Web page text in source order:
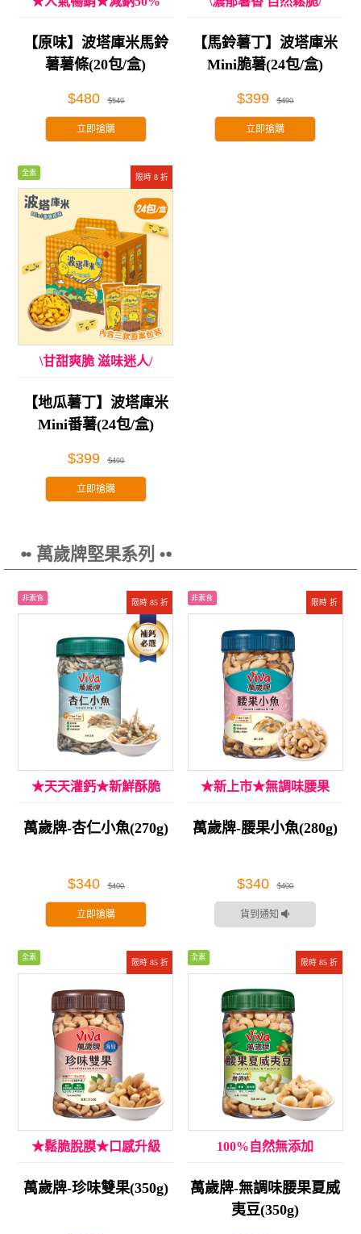
【原味】波塔庫米馬鈴
薯薯條(20包/盒)
$480 $549
立即搶購
【馬鈴薯丁】波塔庫米
Mini脆薯(24包/盒)
$399 $499
立即搶購
限時 8 折
全素
\甘甜爽脆 滋味迷人/
【地瓜薯丁】波塔庫米
Mini番薯(24包/盒)
$399 $499
立即搶購
⦁• 萬歲牌堅果系列 •⦁
限時 85 折
非素食
★天天灌鈣★新鮮酥脆
萬歲牌-杏仁小魚(270g)
$340 $400
立即搶購
限時 折
非素食
★新上市★無調味腰果
萬歲牌-腰果小魚(280g)
$340 $400
貨到通知
限時 85 折
全素
★鬆脆脫膜★口感升級
萬歲牌-珍味雙果(350g)
限時 85 折
全素
100%自然無添加
萬歲牌-無調味腰果夏威
夷豆(350g)